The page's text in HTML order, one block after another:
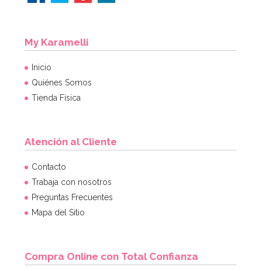
My Karamelli
Inicio
Quiénes Somos
Tienda Física
Atención al Cliente
Contacto
Trabaja con nosotros
Preguntas Frecuentes
Mapa del Sitio
Compra Online con Total Confianza